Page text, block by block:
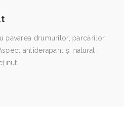
pavarea drumurilor, parcărilor
antiderapant și natural.